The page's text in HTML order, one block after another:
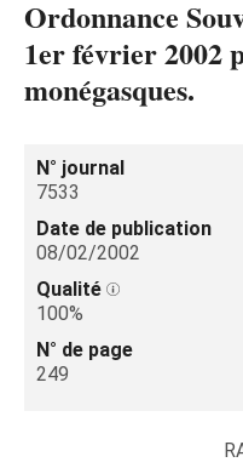
Ordonnance
1er février 2002
monégasques.
N° journal
7533
Date de publication
08/02/2002
Qualité
100%
N° de page
249